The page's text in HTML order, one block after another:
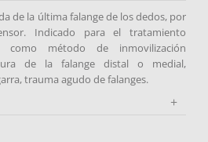
de la última falange de los dedos, por
Indicado para el tratamiento
método de inmovilización
de la falange distal o medial,
trauma agudo de falanges.
+